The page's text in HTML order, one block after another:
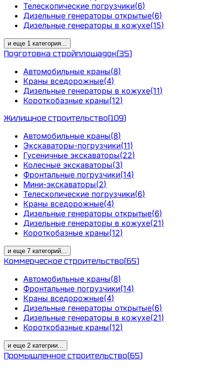
Телескопические погрузчики(6)
Дизельные генераторы открытые(6)
Дизельные генераторы в кожухе(15)
и еще 1 категория...
Подготовка стройплощадок(35)
Автомобильные краны(8)
Краны вседорожные(4)
Дизельные генераторы в кожухе(11)
Короткобазные краны(12)
Жилищное строительство(109)
Автомобильные краны(8)
Экскаваторы-погрузчики(11)
Гусеничные экскаваторы(22)
Колесные экскаваторы(3)
Фронтальные погрузчики(14)
Мини-экскаваторы(2)
Телескопические погрузчики(6)
Краны вседорожные(4)
Дизельные генераторы открытые(6)
Дизельные генераторы в кожухе(21)
Короткобазные краны(12)
и еще 7 категорий...
Коммерческое строительство(65)
Автомобильные краны(8)
Фронтальные погрузчики(14)
Краны вседорожные(4)
Дизельные генераторы открытые(6)
Дизельные генераторы в кожухе(21)
Короткобазные краны(12)
и еще 2 категрии...
Промышленное строительство(65)